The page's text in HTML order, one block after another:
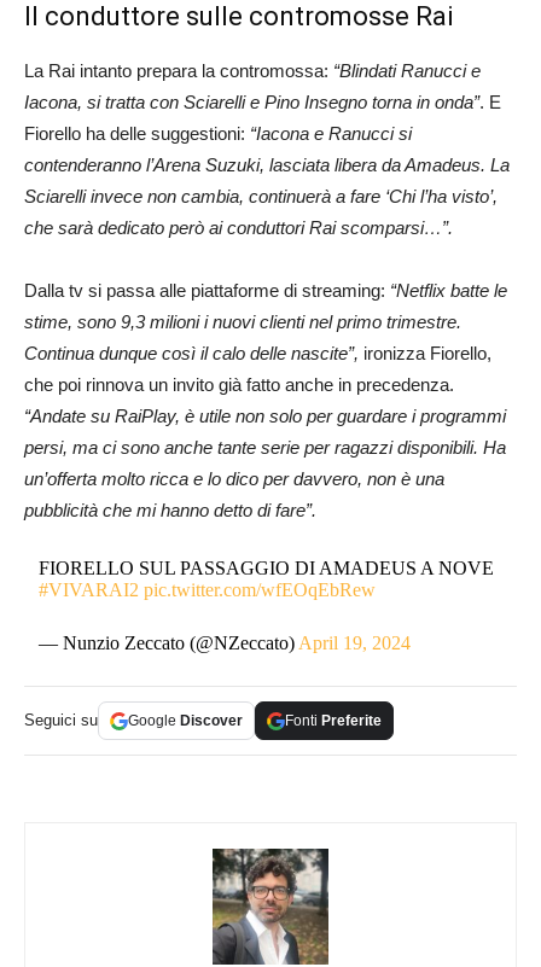
Il conduttore sulle contromosse Rai
La Rai intanto prepara la contromossa: “Blindati Ranucci e
Iacona, si tratta con Sciarelli e Pino Insegno torna in onda”. E
Fiorello ha delle suggestioni: “Iacona e Ranucci si
contenderanno l’Arena Suzuki, lasciata libera da Amadeus. La
Sciarelli invece non cambia, continuerà a fare ‘Chi l’ha visto’,
che sarà dedicato però ai conduttori Rai scomparsi…”.
Dalla tv si passa alle piattaforme di streaming: “Netflix batte le
stime, sono 9,3 milioni i nuovi clienti nel primo trimestre.
Continua dunque così il calo delle nascite”, ironizza Fiorello,
che poi rinnova un invito già fatto anche in precedenza.
“Andate su RaiPlay, è utile non solo per guardare i programmi
persi, ma ci sono anche tante serie per ragazzi disponibili. Ha
un’offerta molto ricca e lo dico per davvero, non è una
pubblicità che mi hanno detto di fare”.
FIORELLO SUL PASSAGGIO DI AMADEUS A NOVE
#VIVARAI2 pic.twitter.com/wfEOqEbRew
— Nunzio Zeccato (@NZeccato) April 19, 2024
Seguici su Google Discover Fonti Preferite